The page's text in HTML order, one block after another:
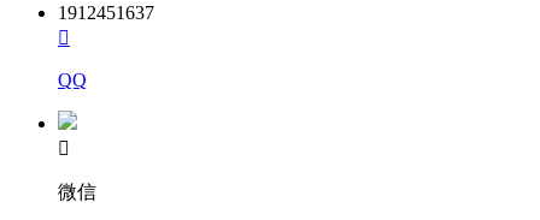
1912451637

QQ

微信